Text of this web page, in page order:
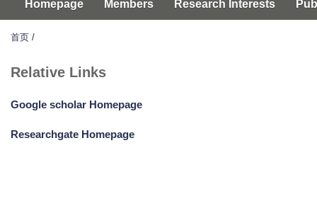
Homepage Members Research Interests
首页 /
Relative Links
Google scholar Homepage
Researchgate Homepage